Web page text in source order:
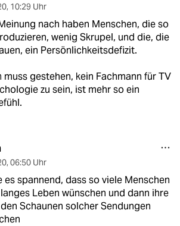
, 10:29 Uhr
nach haben Menschen, die so
wenig Skrupel, und die, die
ein Persönlichkeitsdefizit.
muss gestehen, kein Fachmann für TV
zu sein, ist mehr so ein
, 06:50 Uhr
es spannend, dass so viele Menschen
Leben wünschen und dann ihre
Schaunen solcher Sendungen